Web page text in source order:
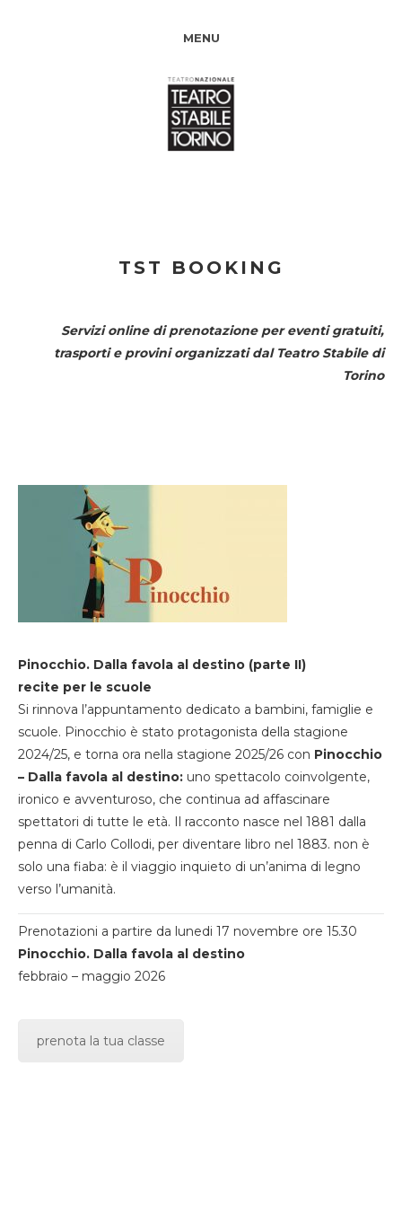
MENU
TST BOOKING
Servizi online di prenotazione per eventi gratuiti,
trasporti e provini organizzati dal Teatro Stabile di
Torino
Pinocchio. Dalla favola al destino (parte II)
recite per le scuole
Si rinnova l’appuntamento dedicato a bambini, famiglie e
scuole. Pinocchio è stato protagonista della stagione
2024/25, e torna ora nella stagione 2025/26 con Pinocchio
– Dalla favola al destino: uno spettacolo coinvolgente,
ironico e avventuroso, che continua ad affascinare
spettatori di tutte le età. Il racconto nasce nel 1881 dalla
penna di Carlo Collodi, per diventare libro nel 1883. non è
solo una fiaba: è il viaggio inquieto di un’anima di legno
verso l’umanità.
Prenotazioni a partire da lunedi 17 novembre ore 15.30
Pinocchio. Dalla favola al destino
febbraio – maggio 2026
prenota la tua classe